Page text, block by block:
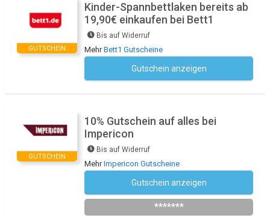
GUTSCHEIN
Kinder-Spannbettlaken bereits ab
19,90€ einkaufen bei Bett1
Bis auf Widerruf
MehrBett1 Gutscheine
Gutschein anzeigen
GUTSCHEIN
10% Gutschein auf alles bei
Impericon
Bis auf Widerruf
MehrImpericon Gutscheine
Gutschein anzeigen
*******